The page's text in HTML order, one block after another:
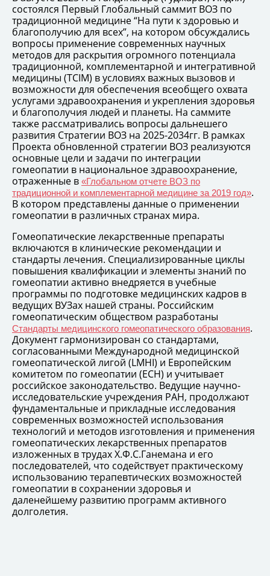
состоялся Первый Глобальный саммит ВОЗ по
традиционной медицине “На пути к здоровью и
благополучию для всех”, на котором обсуждались
вопросы применение современных научных
методов для раскрытия огромного потенциала
традиционной, комплементарной и интегративной
медицины (TCIM) в условиях важных вызовов и
возможности для обеспечения всеобщего охвата
услугами здравоохранения и укрепления здоровья
и благополучия людей и планеты. На саммите
также рассматривались вопросы дальнешего
развития Стратегии ВОЗ на 2025-2034гг. В рамках
Проекта обновленной стратегии ВОЗ реализуются
основные цели и задачи по интеграции
гомеопатии в национальное здравоохранение,
отраженные в «Глобальном отчете ВОЗ по
традиционной и комплементарной медицине за 2019 год».
В котором представлены данные о применении
гомеопатии в различных странах мира.
Гомеопатические лекарственные препараты
включаются в клинические рекомендации и
стандарты лечения. Специализированные циклы
повышения квалификации и элементы знаний по
гомеопатии активно внедряется в учебные
программы по подготовке медицинских кадров в
ведущих ВУЗах нашей страны. Российским
гомеопатическим обществом разработаны
Стандарты медицинского гомеопатического образования.
Документ гармонизирован со стандартами,
согласованными Международной медицинской
гомеопатической лигой (LMHI) и Европейским
комитетом по гомеопатии (ECH) и учитывает
российское законодательство. Ведущие научно-
исследовательские учреждения РАН, продолжают
фундаментальные и прикладные исследования
современных возможностей использования
технологий и методов изготовления и применения
гомеопатических лекарственных препаратов
изложенных в трудах Х.Ф.С.Ганемана и его
последователей, что содействует практическому
использованию терапевтических возможностей
гомеопатии в сохранении здоровья и
даленейшему развитию программ активного
долголетия.